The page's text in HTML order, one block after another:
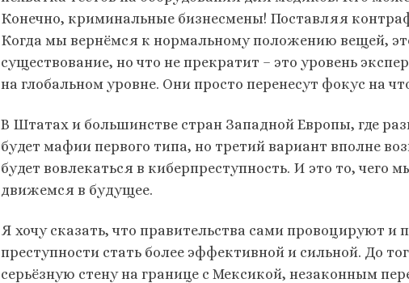
Конечно, криминальные бизнесмены! Поставляя
Когда мы вернёмся к нормальному положению вещей,
существование, но что не прекратит – это уровень
на глобальном уровне. Они просто перенесут фокус на
В Штатах и большинстве стран Западной Европы, где
будет мафии первого типа, но третий вариант вполне
будет вовлекаться в киберпреступность. И это то, чего
движемся в будущее.
Я хочу сказать, что правительства сами провоцируют и
преступности стать более эффективной и сильной. До
серьёзную стену на границе с Мексикой, незаконным